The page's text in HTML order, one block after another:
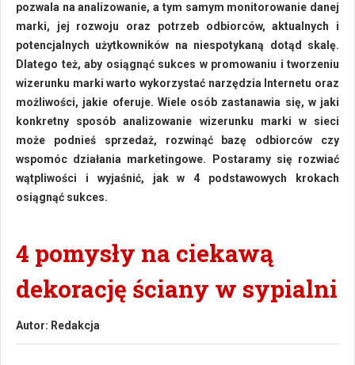
pozwala na analizowanie, a tym samym monitorowanie danej
marki, jej rozwoju oraz potrzeb odbiorców, aktualnych i
potencjalnych użytkowników na niespotykaną dotąd skalę.
Dlatego też, aby osiągnąć sukces w promowaniu i tworzeniu
wizerunku marki warto wykorzystać narzędzia Internetu oraz
możliwości, jakie oferuje. Wiele osób zastanawia się, w jaki
konkretny sposób analizowanie wizerunku marki w sieci
może podnieś sprzedaż, rozwinąć bazę odbiorców czy
wspomóc działania marketingowe. Postaramy się rozwiać
wątpliwości i wyjaśnić, jak w 4 podstawowych krokach
osiągnąć sukces.
4 pomysły na ciekawą
dekorację ściany w sypialni
Autor: Redakcja